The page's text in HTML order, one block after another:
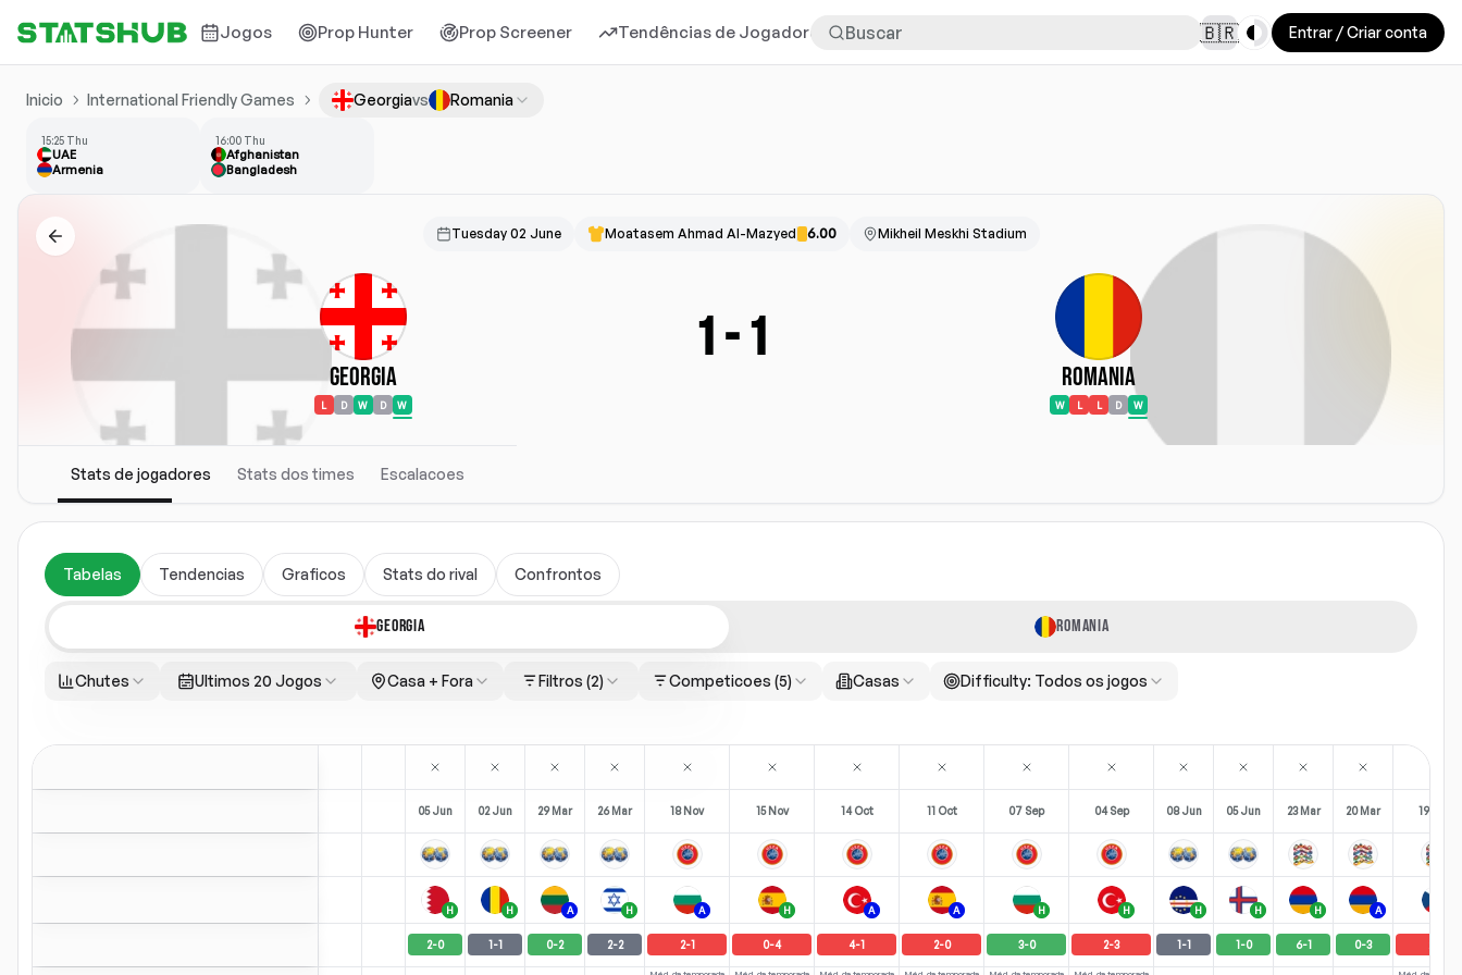
Jogos Prop Hunter Prop Screener Tendências de Jogadores Mais 🇧🇷 Toggle theme
Entrar / Criar conta
Inicio International Friendly Games Georgiavs Romania
15:25 Thu
UAE
Armenia
16:00 Thu
Afghanistan
Bangladesh
Tuesday 02 June Moatasem Ahmad Al-Mazyed 6.00 Mikheil Meskhi Stadium
Georgia
L D W D W
1- 1
Romania
W L L D W
Stats de jogadores Stats dos times Escalacoes
Tabelas Tendencias Graficos Stats do rival Confrontos
GEORGIA ROMANIA
Chutes Ultimos 20 Jogos Casa + Fora Filtros (2) Competicoes (5) Casas Difficulty: Todos os jogos
05 Jun 02 Jun 29 Mar 26 Mar 18 Nov 15 Nov 14 Oct 11 Oct 07 Sep 04 Sep 08 Jun 05 Jun 23 Mar 20 Mar 19 Nov
H H A H A H A A H H H H H A
2-0 1-1 0-2 2-2 2-1 0-4 4-1 2-0 3-0 2-3 1-1 1-0 6-1 0-3